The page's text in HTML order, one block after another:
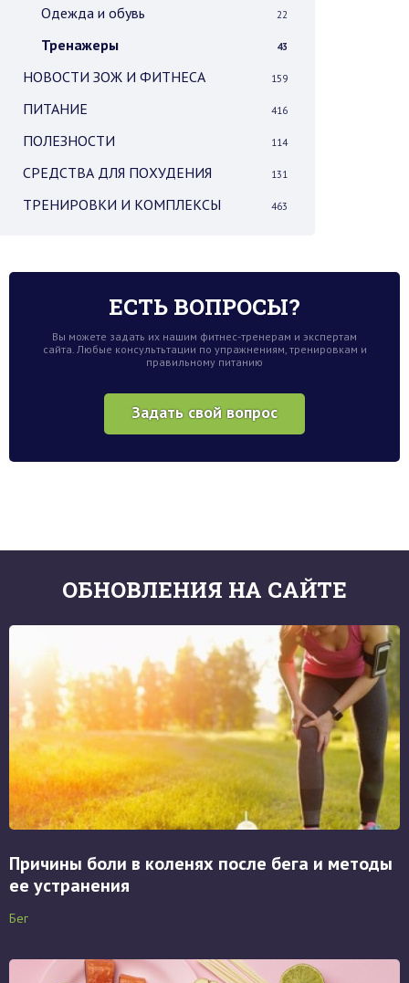
Одежда и обувь 22
Тренажеры 43
НОВОСТИ ЗОЖ И ФИТНЕСА 159
ПИТАНИЕ 416
ПОЛЕЗНОСТИ 114
СРЕДСТВА ДЛЯ ПОХУДЕНИЯ 131
ТРЕНИРОВКИ И КОМПЛЕКСЫ 463
ЕСТЬ ВОПРОСЫ?
Вы можете задать их нашим фитнес-тренерам и экспертам
сайта. Любые консультьтации по упражнениям, тренировкам и
правильному питанию
Задать свой вопрос
ОБНОВЛЕНИЯ НА САЙТЕ
Причины боли в коленях после бега и методы
ее устранения
Бег